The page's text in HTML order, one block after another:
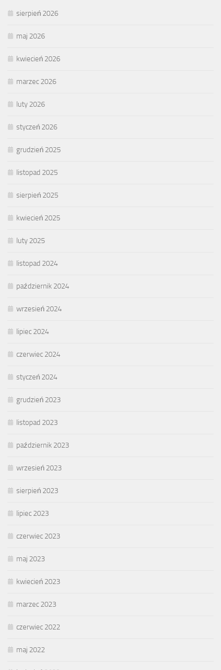
sierpień 2026
maj 2026
kwiecień 2026
marzec 2026
luty 2026
styczeń 2026
grudzień 2025
listopad 2025
sierpień 2025
kwiecień 2025
luty 2025
listopad 2024
październik 2024
wrzesień 2024
lipiec 2024
czerwiec 2024
styczeń 2024
grudzień 2023
listopad 2023
październik 2023
wrzesień 2023
sierpień 2023
lipiec 2023
czerwiec 2023
maj 2023
kwiecień 2023
marzec 2023
czerwiec 2022
maj 2022